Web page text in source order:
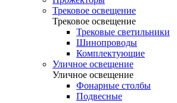
Трековое освещение
Трековое освещение
Трековые светильники
Шинопроводы
Комплектующие
Уличное освещение
Уличное освещение
Фонарные столбы
Подвесные